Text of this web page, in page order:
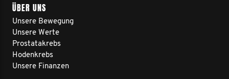
ÜBER UNS
Unsere Bewegung
Unsere Werte
Prostatakrebs
Hodenkrebs
Unsere Finanzen